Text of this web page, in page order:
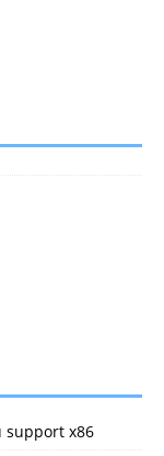
support x86